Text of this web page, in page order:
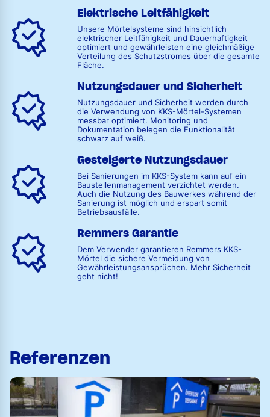
Elektrische Leitfähigkeit
Unsere Mörtelsysteme sind hinsichtlich
elektrischer Leitfähigkeit und Dauerhaftigkeit
optimiert und gewährleisten eine gleichmäßige
Verteilung des Schutzstromes über die gesamte
Fläche.
Nutzungsdauer und Sicherheit
Nutzungsdauer und Sicherheit werden durch
die Verwendung von KKS-Mörtel-Systemen
messbar optimiert. Monitoring und
Dokumentation belegen die Funktionalität
schwarz auf weiß.
Gesteigerte Nutzungsdauer
Bei Sanierungen im KKS-System kann auf ein
Baustellenmanagement verzichtet werden.
Auch die Nutzung des Bauwerkes während der
Sanierung ist möglich und erspart somit
Betriebsausfälle.
Remmers Garantie
Dem Verwender garantieren Remmers KKS-
Mörtel die sichere Vermeidung von
Gewährleistungsansprüchen. Mehr Sicherheit
geht nicht!
Referenzen